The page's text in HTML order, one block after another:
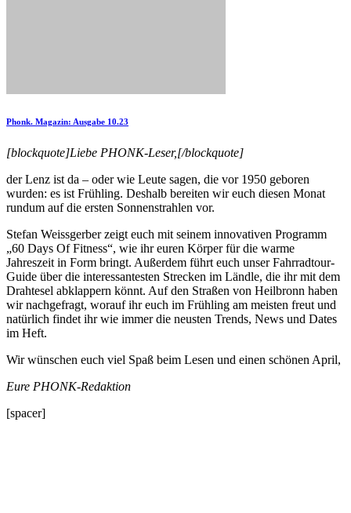
Phonk. Magazin: Ausgabe 10.23
[blockquote]Liebe PHONK-Leser,[/blockquote]
der Lenz ist da – oder wie Leute sagen, die vor 1950 geboren
wurden: es ist Frühling. Deshalb bereiten wir euch diesen Monat
rundum auf die ersten Sonnenstrahlen vor.
Stefan Weissgerber zeigt euch mit seinem innovativen Programm
„60 Days Of Fitness“, wie ihr euren Körper für die warme
Jahreszeit in Form bringt. Außerdem führt euch unser Fahrradtour-
Guide über die interessantesten Strecken im Ländle, die ihr mit dem
Drahtesel abklappern könnt. Auf den Straßen von Heilbronn haben
wir nachgefragt, worauf ihr euch im Frühling am meisten freut und
natürlich findet ihr wie immer die neusten Trends, News und Dates
im Heft.
Wir wünschen euch viel Spaß beim Lesen und einen schönen April,
Eure PHONK-Redaktion
[spacer]